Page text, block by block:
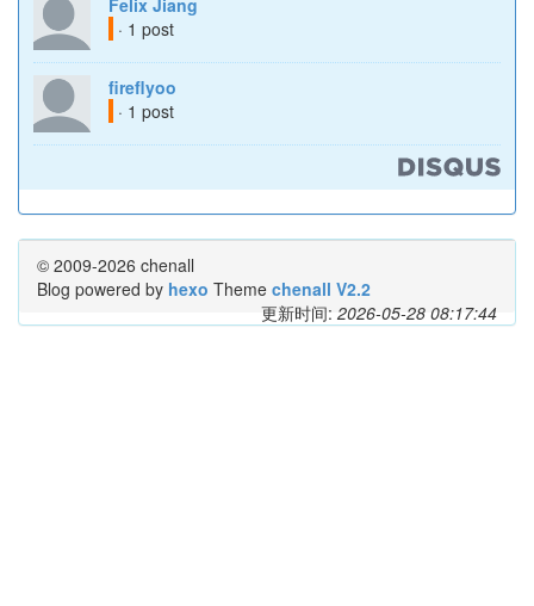
Felix Jiang
· 1 post
fireflyoo
· 1 post
© 2009-2026 chenall
Blog powered by hexo Theme chenall V2.2
更新时间: 2026-05-28 08:17:44